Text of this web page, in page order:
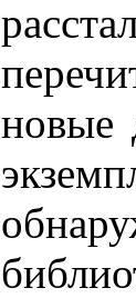
новые